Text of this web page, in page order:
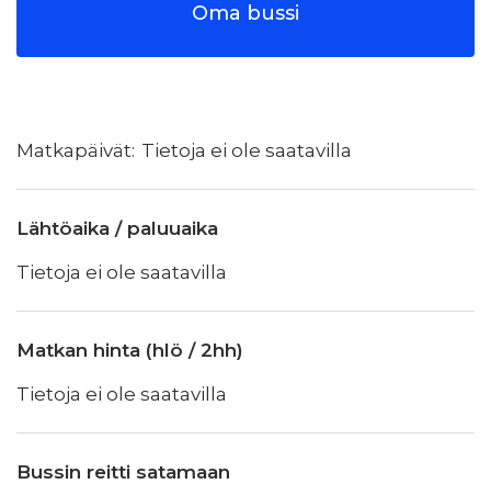
Oma bussi
Tietoja ei ole saatavilla
Lähtöaika / paluuaika
Tietoja ei ole saatavilla
Matkan hinta (hlö / 2hh)
Tietoja ei ole saatavilla
Bussin reitti satamaan